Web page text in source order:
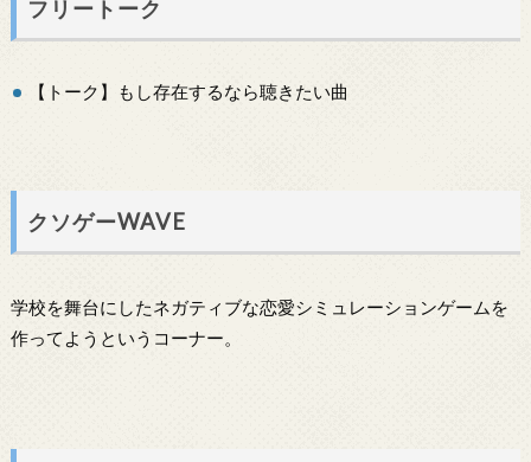
フリートーク
【トーク】もし存在するなら聴きたい曲
クソゲーWAVE
学校を舞台にしたネガティブな恋愛シミュレーションゲームを
作ってようというコーナー。